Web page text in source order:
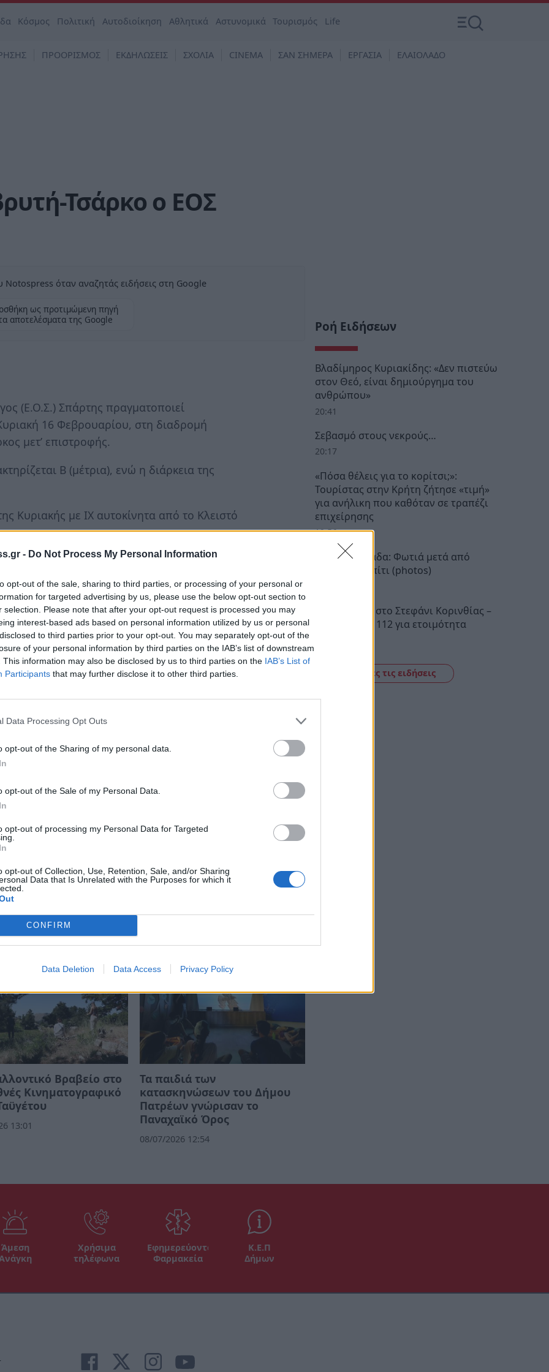
- Do Not Process My Personal Information
opt-out of the sale, sharing to third parties, or processing of your personal or
for targeted advertising by us, please use the below opt-out section to
selection. Please note that after your opt-out request is processed you may
interest-based ads based on personal information utilized by us or personal
to third parties prior to your opt-out. You may separately opt-out of the
of your personal information by third parties on the IAB’s list of downstream
This information may also be disclosed by us to third parties on the IAB’s List of
Participants that may further disclose it to other third parties.
Data Processing Opt Outs
opt-out of the Sharing of my personal data.
opt-out of the Sale of my Personal Data.
opt-out of processing my Personal Data for Targeted
opt-out of Collection, Use, Retention, Sale, and/or Sharing
Data that Is Unrelated with the Purposes for which it
CONFIRM
Data Deletion Data Access Privacy Policy
Κόσμος Πολιτική Αυτοδιοίκηση Αθλητικά Αστυνομικά Τουρισμός Life
ΠΡΟΟΡΙΣΜΟΣ ΕΚΔΗΛΩΣΕΙΣ ΣΧΟΛΙΑ CINEMA ΣΑΝ ΣΗΜΕΡΑ ΕΡΓΑΣΙΑ ΕΛΑΙΟΛΑΔΟ
Τσάρκο ο ΕΟΣ
όταν αναζητάς ειδήσεις στη Google
ως προτιμώμενη πηγή
αποτελέσματα της Google
(Ε.Ο.Σ.) Σπάρτης πραγματοποιεί
16 Φεβρουαρίου, στη διαδρομή
μετ’ επιστροφής.
Β (μέτρια), ενώ η διάρκεια της
Κυριακής με ΙΧ αυτοκίνητα από το Κλειστό
ο ΕΟΣ, είναι η καλή φυσική
ατομικός εξοπλισμός (οπωσδήποτε
τηλ. 6945 832701 (Παναγιώτης Παππάς),
14/2.
Ευρωπαϊκής γης ή
της ζωής
08:59
Ο Όλυμπος ανακηρύχθηκε
Βραβείο στο
Κινηματογραφικό
13:01
Τα παιδιά των
κατασκηνώσεων του Δήμου
Πατρέων γνώρισαν το
Παναχαϊκό Όρος
08/07/2026 12:54
Ροή Ειδήσεων
Βλαδίμηρος Κυριακίδης: «Δεν πιστεύω
στον Θεό, είναι δημιούργημα του
ανθρώπου»
20:41
Σεβασμό στους νεκρούς…
20:17
«Πόσα θέλεις για το κορίτσι;»:
Τουρίστας στην Κρήτη ζήτησε «τιμή»
για ανήλικη που καθόταν σε τραπέζι
επιχείρησης
19:56
Νέα Μανωλάδα: Φωτιά μετά από
έκρηξη σε σπίτι (photos)
Φωτιά τώρα στο Στεφάνι Κορινθίας –
Μήνυμα του 112 για ετοιμότητα
Δείτε όλες τις ειδήσεις
Άμεση
Χρήσιμα
τηλέφωνα
Εφημερεύοντα
Φαρμακεία
Κ.Ε.Π
Δήμων